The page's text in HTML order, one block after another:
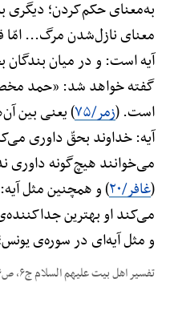
به‌معنای حکم‌کردن؛ دیگری
معنای نازل‌شدن مرگ...
آیه است: و در میان
گفته خواهد شد: «حمد
است. (زمر/۷۵
) یعنی بین
آیه: خداوند بحقّ داوری
می‌خوانند هیچ‌گونه داوری
(غافر/۲۰ ) و همچنین مثل
می‌کند او بهترین
و مثل آیه‌ای در سوره‌ی
تفسیر اهل بیت علیهم السلام ج۶، ص۴۸۴